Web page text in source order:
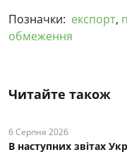
Позначки: експорт,
обмеження
Читайте також
6 Серпня 2026
В наступних звітах